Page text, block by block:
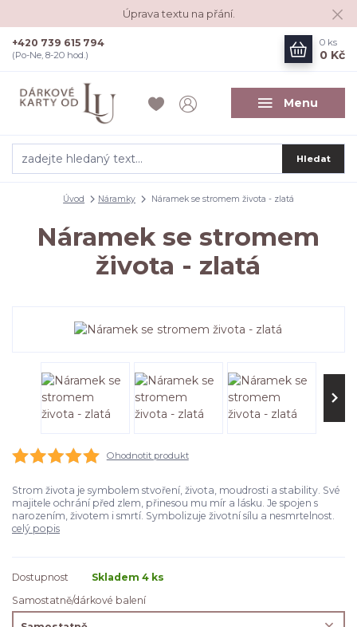
Úprava textu na přání.
Menu
Hledat
+420 739 615 794
(Po-Ne, 8-20 hod.)
0 ks
0 Kč
Úvod Náramky Náramek se stromem života - zlatá
Náramek se stromem
života - zlatá
Ohodnotit produkt
Strom života je symbolem stvoření, života, moudrosti a stability. Své
majitele ochrání před zlem, přinesou mu mír a lásku. Je spojen s
narozením, životem i smrtí. Symbolizuje životní sílu a nesmrtelnost.
celý popis
Dostupnost
Skladem 4 ks
Samostatně/dárkové balení